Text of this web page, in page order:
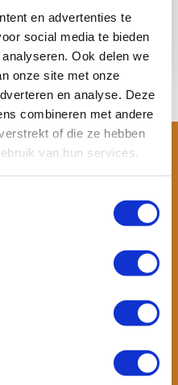
en advertenties te
social media te bieden
Ook delen we
onze site met onze
en analyse. Deze
combineren met andere
of die ze hebben
van hun services.
€ 49,- € 19,- Bekijken
advies. Schrijf je dan